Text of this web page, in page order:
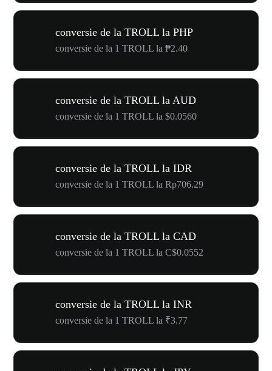
conversie de la TROLL la PHP
conversie de la 1 TROLL la ₱2.40
conversie de la TROLL la AUD
conversie de la 1 TROLL la $0.0560
conversie de la TROLL la IDR
conversie de la 1 TROLL la Rp706.29
conversie de la TROLL la CAD
conversie de la 1 TROLL la C$0.0552
conversie de la TROLL la INR
conversie de la 1 TROLL la ₹3.77